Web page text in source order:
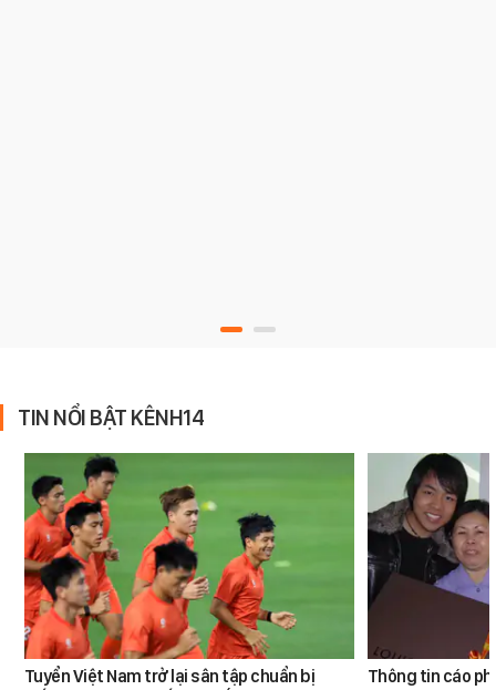
TIN NỔI BẬT KÊNH14
Tuyển Việt Nam trở lại sân tập chuẩn bị
Thông tin cáo